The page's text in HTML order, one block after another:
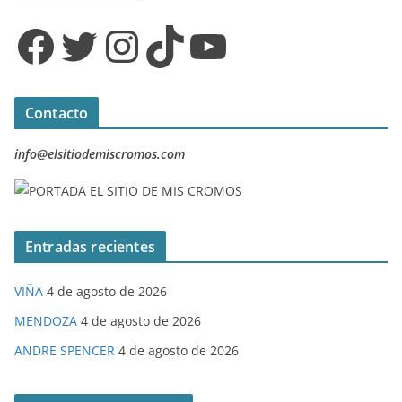
Facebook Twitter InstagramTikTok YouTube
Contacto
info@elsitiodemiscromos.com
Entradas recientes
VIÑA 4 de agosto de 2026
MENDOZA 4 de agosto de 2026
ANDRE SPENCER 4 de agosto de 2026